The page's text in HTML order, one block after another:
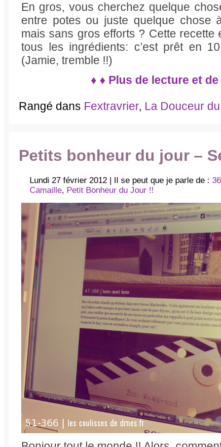
En gros, vous cherchez quelque
entre potes ou juste quelque chose
mais sans gros efforts ? Cette
tous les ingrédients: c’est prêt en
(Jamie, tremble !!)
♦ ♦ Plus de lecture et
Rangé dans Fextravrier, La Douceur
Petits bonheur du jour –
Lundi 27 février 2012 | Il se peut que je parle de :
Camaille, Petit Bonheur du Jour !!